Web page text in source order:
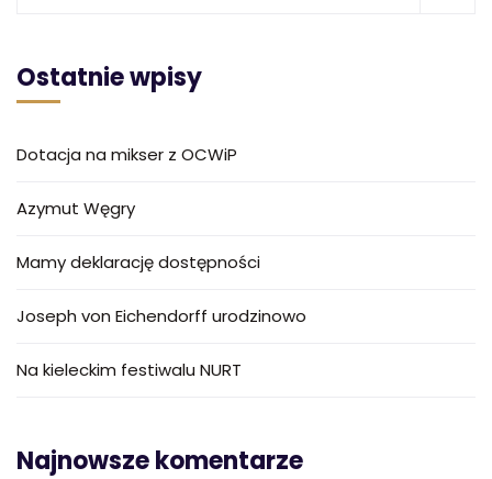
Ostatnie wpisy
Dotacja na mikser z OCWiP
Azymut Węgry
Mamy deklarację dostępności
Joseph von Eichendorff urodzinowo
Na kieleckim festiwalu NURT
Najnowsze komentarze